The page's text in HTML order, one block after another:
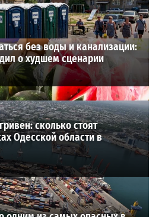
без воды и канализации:
о худшем сценарии
сколько стоят
Одесской области в